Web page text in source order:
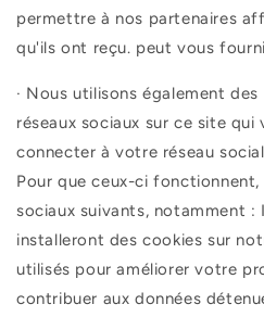
permettre à nos partenaires
qu'ils ont reçu. peut vous
· Nous utilisons également
réseaux sociaux sur ce site
connecter à votre réseau
Pour que ceux-ci fonctionnent,
sociaux suivants, notamment :
installeront des cookies sur
utilisés pour améliorer votre
contribuer aux données